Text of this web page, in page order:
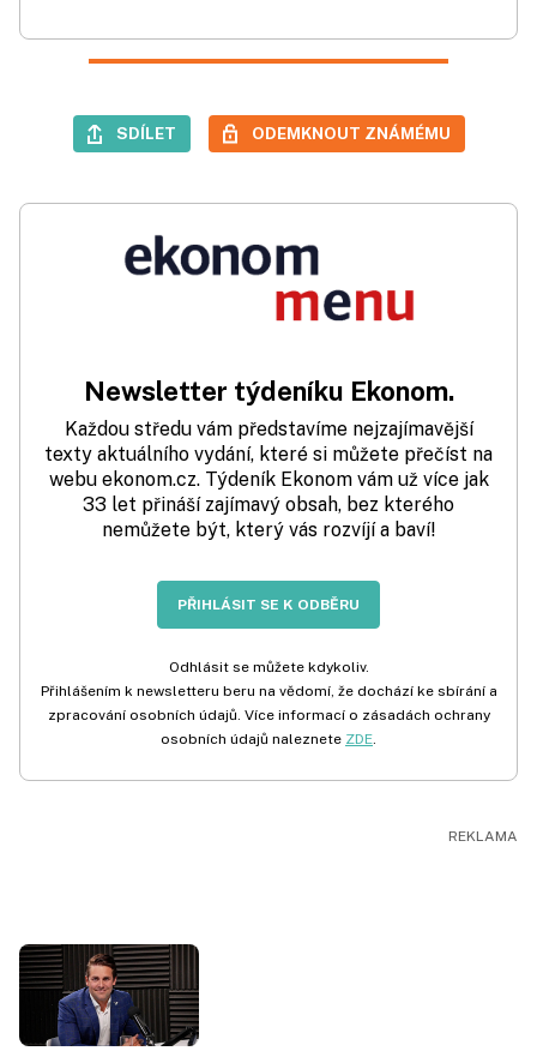
SDÍLET ODEMKNOUT ZNÁMÉMU
Newsletter týdeníku Ekonom.
Každou středu vám představíme nejzajímavější
texty aktuálního vydání, které si můžete přečíst na
webu ekonom.cz. Týdeník Ekonom vám už více jak
33 let přináší zajímavý obsah, bez kterého
nemůžete být, který vás rozvíjí a baví!
PŘIHLÁSIT SE K ODBĚRU
Odhlásit se můžete kdykoliv.
Přihlášením k newsletteru beru na vědomí, že dochází ke sbírání a
zpracování osobních údajů. Více informací o zásadách ochrany
osobních údajů naleznete ZDE.